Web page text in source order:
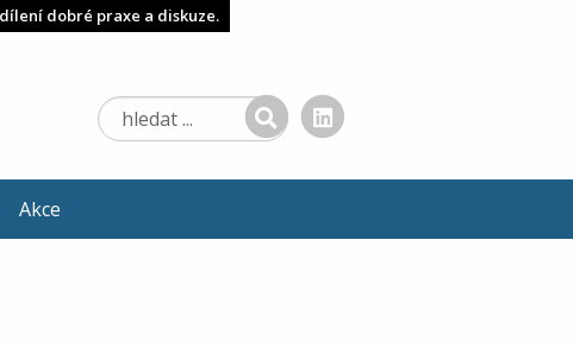
dobré praxe a diskuze.
Akce